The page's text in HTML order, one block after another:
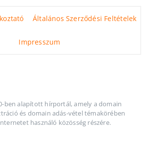
Általános Szerződési Feltételek
Impresszum
ben alapított hírportál, amely a domain
és domain adás-vétel témakörében
használó közösség részére.